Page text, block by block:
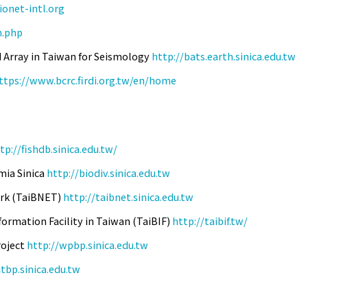
intl.org
Array in Taiwan for Seismologyhttp://bats.earth.sinica.edu.tw
www.bcrc.firdi.org.tw/en/home
fishdb.sinica.edu.tw/
Sinica http://biodiv.sinica.edu.tw
(TaiBNET) http://taibnet.sinica.edu.tw
Facility in Taiwan (TaiBIF) http://taibif.tw/
http://wpbp.sinica.edu.tw